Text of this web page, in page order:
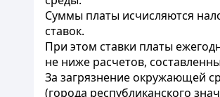
Суммы платы исчисляются
ставок.
При этом ставки платы
не ниже расчетов,
За загрязнение окружающей
(города республиканского